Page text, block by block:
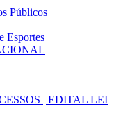
Públicos
Esportes
| EDITAL LEI